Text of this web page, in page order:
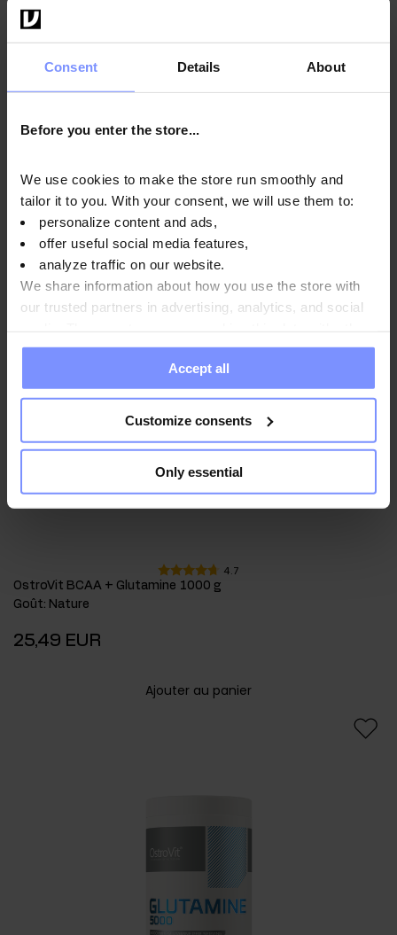
Consent Details About
Before you enter the store...
We use cookies to make the store run smoothly and
tailor it to you. With your consent, we will use them to:
personalize content and ads,
offer useful social media features,
analyze traffic on our website.
We share information about how you use the store with
our trusted partners in advertising, analytics, and social
information you have provided to them or that they have
collected when you use their services. Do you agree?
Accept all
Customize consents
Only essential
5.0
OstroVit BCAA + Glutamine 5500 mg 300 gélules
22,49 EUR
4.7
OstroVit BCAA + Glutamine 1000 g
Goût: Nature
25,49 EUR
Ajouter au panier